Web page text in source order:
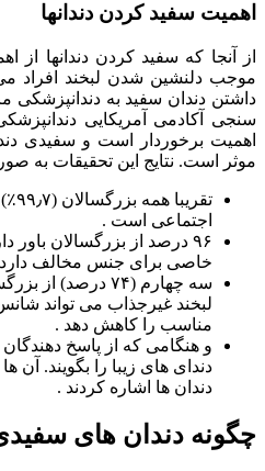
اهمیت سفید کردن دندانها
از آنجا که سفید کردن دندانها
موجب دلنشین شدن لبخند افراد
داشتن دندان سفید به دندانپزشکی
سنجی آکادمی آمریکایی
اهمیت برخوردار است و سفیدی
موثر است. نتایج این تحقیقات به
اجتماعی است .
۹۶ درصد از بزرگسالان باور
خاصی برای جنس مخالف
سه چهارم (۷۴
لبخند غیرجذاب می تواند
مناسب را کاهش دهد .
و هنگامی که از پاسخ
دندای های زیبا را بگویند. آن
دندان ها اشاره کردند .
چگونه دندان های